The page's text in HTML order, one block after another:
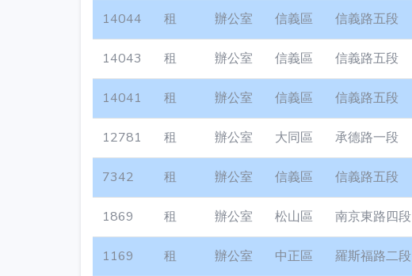
14044 租 辦公室 信義區 信義路五段
14043 租 辦公室 信義區 信義路五段
14041 租 辦公室 信義區 信義路五段
12781 租 辦公室 大同區 承德路一段
7342 租 辦公室 信義區 信義路五段
1869 租 辦公室 松山區 南京東路四段
1169 租 辦公室 中正區 羅斯福路二段